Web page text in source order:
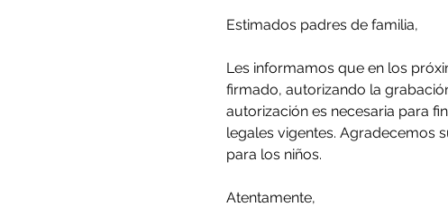
Estimados padres de familia,
Les informamos que en los
firmado, autorizando la
autorización es necesaria para
legales vigentes. Agradecemos
para los niños.
Atentamente,